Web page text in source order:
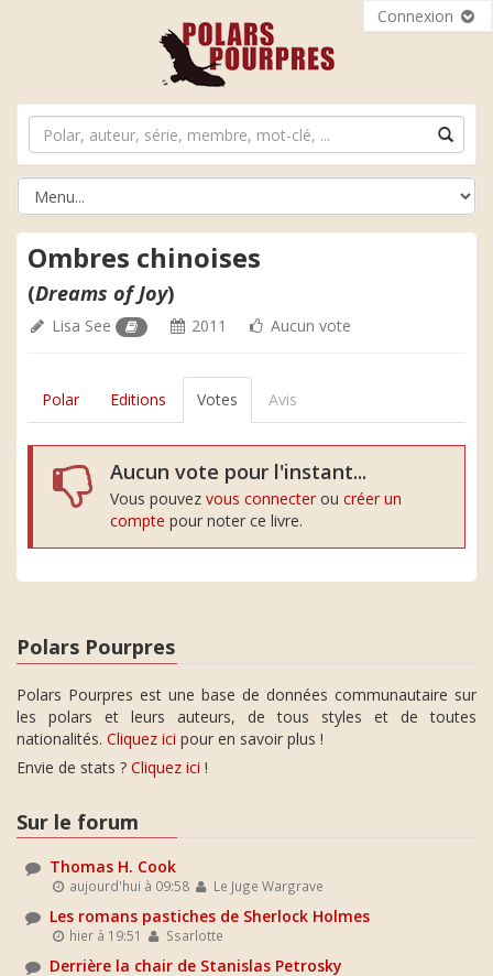
Connexion
Ombres chinoises
(Dreams of Joy)
Lisa See 2011 Aucun vote
Polar Editions Votes Avis
Aucun vote pour l'instant...
Vous pouvez vous connecter ou créer un
compte pour noter ce livre.
Polars Pourpres
Polars Pourpres est une base de données communautaire sur
les polars et leurs auteurs, de tous styles et de toutes
nationalités. Cliquez ici pour en savoir plus !
Envie de stats ? Cliquez ici !
Sur le forum
Thomas H. Cook
aujourd'hui à 09:58 Le Juge Wargrave
Les romans pastiches de Sherlock Holmes
hier à 19:51 Ssarlotte
Derrière la chair de Stanislas Petrosky